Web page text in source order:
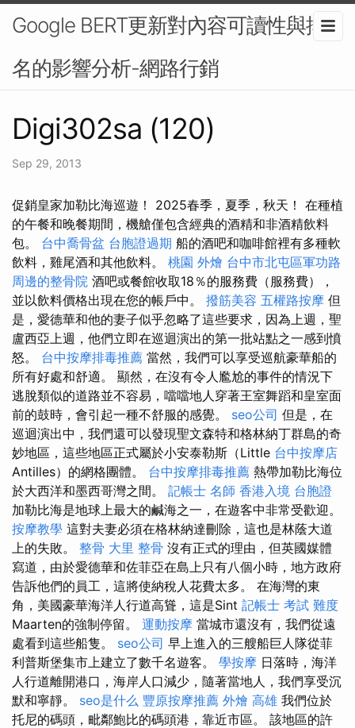
Google BERT更新對內容可讀性與排
名的影響分析-網路行銷
Digi302sa (120)
Sep 29, 2013
促銷皇家加勒比海巡遊！ 2025春季，夏季，秋天！ 在種植
的午餐和晚餐期間，機艙僅包含經典的酒精和非酒精飲料
包。 台中喬骨盆 台胞證過期 船的酒吧和咖啡館裡有多種軟
飲料，雞尾酒和其他飲料。 桃園 外燴 台中市北屯區軍功路
周邊的整骨院 酒吧或餐館收取18％的服務費（服務費），
並以飲料價格出現在您的帳戶中。 撥筋美容 五權路按摩 但
是，愛德華和他的妻子似乎忽略了這些要求，因為上週，聖
盧西亞上週，他們立即在巡迴演出的第一批站點之一感到憤
怒。 台中按摩排毒推薦 當然，我們可以享受巡航豪華船的
所有好處和舒適。 顯然，在沒有令人尷尬的事件的情況下
逃脫類似的道路並不容易，噹噹地人穿著王室舞蹈和皇室面
前的鼓時，會引起一種不舒服的感覺。 seo公司 但是，在
巡迴演出中，我們還可以發現聖文森特和格林納丁群島的奇
妙地區，這些地區正式屬於小安泰勒斯（Little 台中按摩店
Antilles）的網格團體。 台中按摩排毒推薦 熱帶加勒比海位
於大西洋和墨西哥灣之間。 記帳士 名師 香港入境 台胞證
加勒比海是地球上最大的鹹海之一，在遊客中非常受歡迎。
按摩教學 這對夫妻必須在格林納達刪除，這也是林蔭大道
上的失敗。 整骨 大里 整骨 沒有正式的理由，但英國媒體
寫道，由於愛德華和佐菲亞在島上只有八個小時，地方政府
告訴他們的員工，這將使納稅人花費太多。 在海灣的東
角，美國豪華海洋人行道高聳，這是Sint 記帳士 考試 難度
Maarten的強制停留。 運動按摩 當城市還沒有，我們從遠
處看到這些船隻。 seo公司 早上進入的三艘船巨人隊從菲
利普斯堡集市上建立了數千名遊客。 學按摩 日落時，海洋
人行道離開港口，海岸人口減少，隨著當地人，我們享受沉
默和寧靜。 seo是什么 豐原按摩推薦 外燴 高雄 我們位於
托尼的碼頭，毗鄰鮑比的碼頭港，靠近市區。 該地區的許